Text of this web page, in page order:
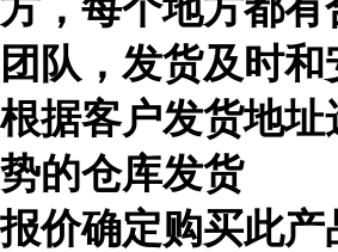
团队，发货及时和
根据客户发货地址
势的仓库发货
报价确定购买此产